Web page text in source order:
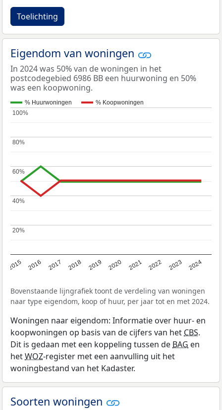
Toelichting
Eigendom van woningen
In 2024 was 50% van de woningen in het
postcodegebied 6986 BB een huurwoning en 50%
was een koopwoning.
% Huurwoningen % Koopwoningen
2015 2016 2017 2018 2019 2020 2021 2022 2023 2024
20%
20%
40%
40%
60%
60%
80%
80%
100%
100%
Bovenstaande lijngrafiek toont de verdeling van woningen
naar type eigendom, koop of huur, per jaar tot en met 2024.
Woningen naar eigendom: Informatie over huur- en
koopwoningen op basis van de cijfers van het CBS.
Dit is gedaan met een koppeling tussen de BAG en
hetWOZ-register met een aanvulling uit het
woningbestand van het Kadaster.
Soorten woningen